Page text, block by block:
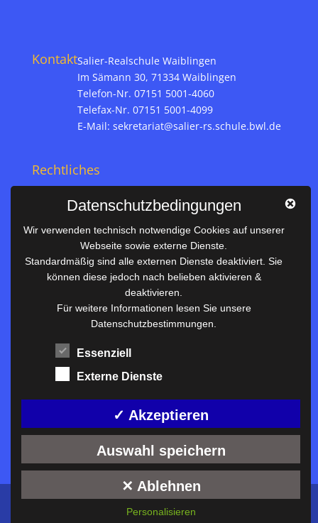
KontaktSalier-Realschule Waiblingen
Im Sämann 30, 71334 Waiblingen
Telefon-Nr. 07151 5001-4060
Telefax-Nr. 07151 5001-4099
E-Mail: sekretariat@salier-rs.schule.bwl.de
Rechtliches
Datenschutz
Nützliches
Vertretungsplan
Unterrichtszeiten
Downloadbereich
Terminkalender
Termine AKTUELL
Konzeption und technische Umsetzung:ckDIALOG©
2026
Datenschutzbedingungen
Wir verwenden technisch notwendige Cookies auf unserer
Webseite sowie externe Dienste.
Standardmäßig sind alle externen Dienste deaktiviert. Sie
können diese jedoch nach belieben aktivieren &
deaktivieren.
Für weitere Informationen lesen Sie unsere
Datenschutzbestimmungen.
Essenziell
Externe Dienste
✓ Akzeptieren
Auswahl speichern
✕ Ablehnen
Personalisieren